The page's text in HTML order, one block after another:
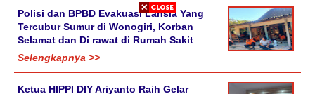
Polisi dan BPBD Evakuasi Lansia Yang
Tercubur Sumur di Wonogiri, Korban
Selamat dan Di rawat di Rumah Sakit
Selengkapnya >>
Ketua HIPPI DIY Ariyanto Raih Gelar